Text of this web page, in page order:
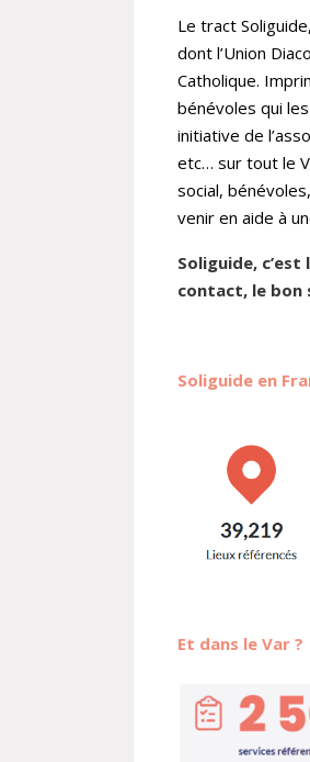
Le tract
dont l’Union
Catholique.
bénévoles qui
initiative de
etc… sur tout le
social,
venir en aide à
Soliguide,
contact, le bon
Soliguide en
Et dans le Var ?